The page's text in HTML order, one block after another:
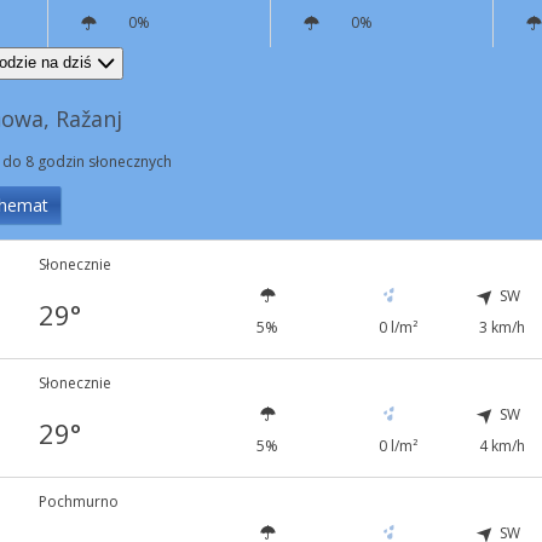
0% 0%
na dziś
Ražanj
8 godzin słonecznych
Słonecznie
29° 5% 0 l/m²
SW
3 km/h
Słonecznie
29° 5% 0 l/m²
SW
4 km/h
Pochmurno
SW